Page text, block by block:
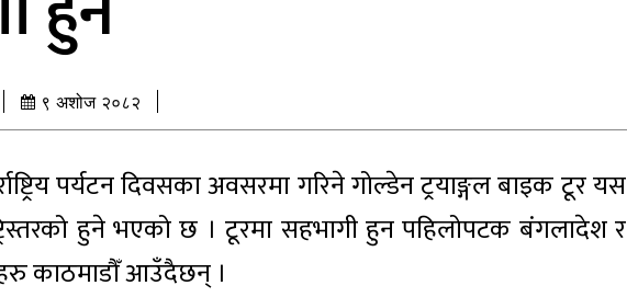
९ अशोज २०८२
पर्यटन दिवसका अवसरमा गरिने गोल्डेन ट्रयाङ्गल बाइक टूर यस
हुने भएको छ । टूरमा सहभागी हुन पहिलोपटक बंगलादेश र
काठमाडौँ आउँदैछन् ।